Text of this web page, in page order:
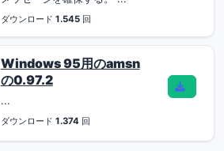
ダウンロード 1.545回
Windows 95用のamsn
の0.97.2
...
ダウンロード 1.374回